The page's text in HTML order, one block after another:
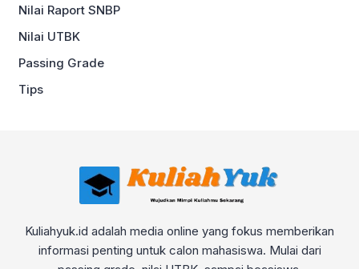
Nilai Raport SNBP
Nilai UTBK
Passing Grade
Tips
Kuliahyuk.id adalah media online yang fokus memberikan
informasi penting untuk calon mahasiswa. Mulai dari